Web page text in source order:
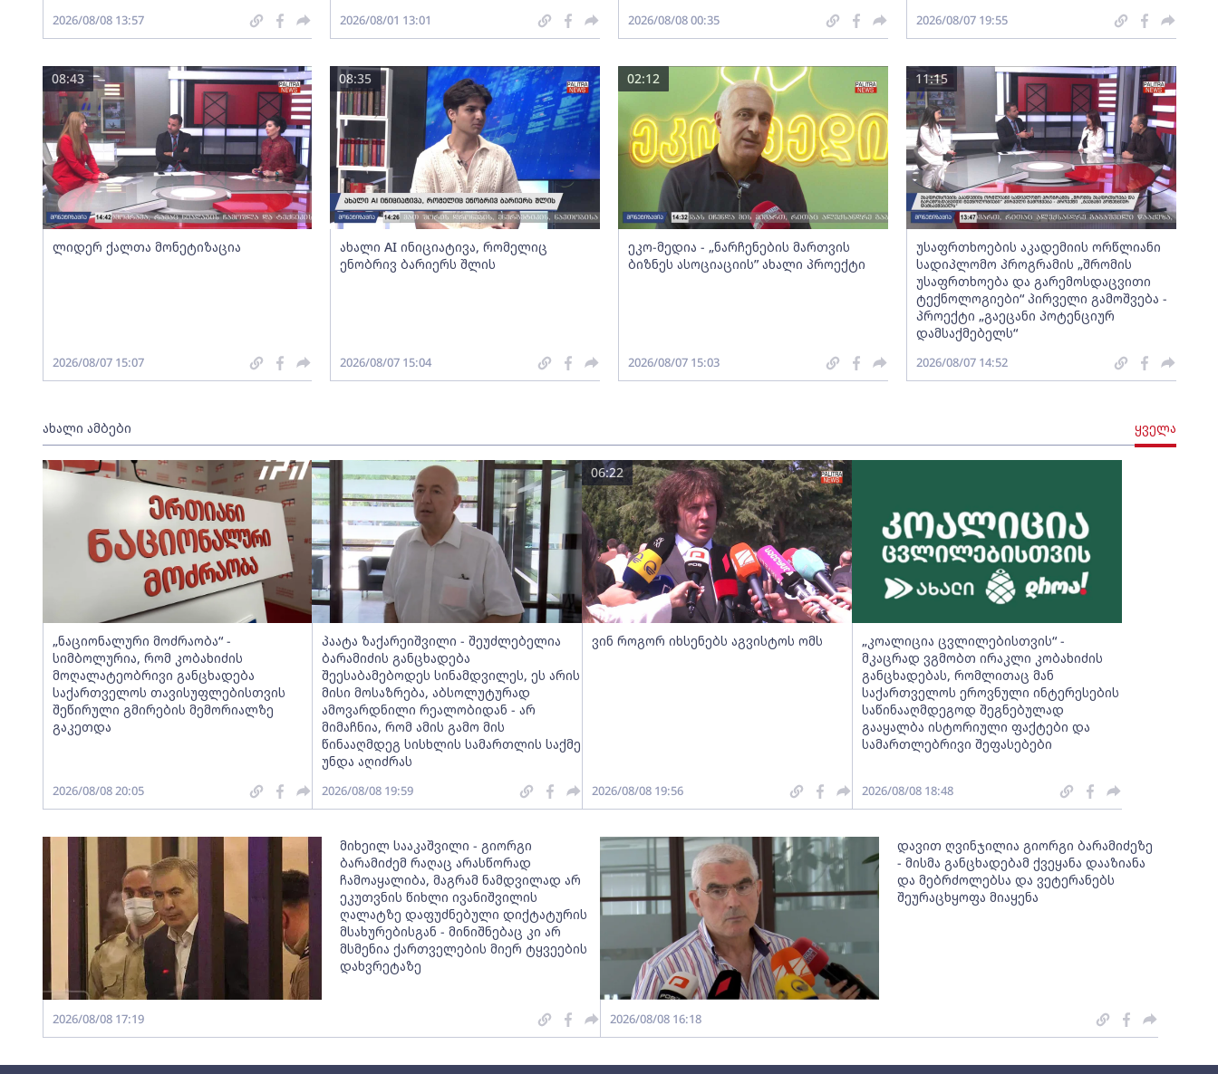
2026/08/08 13:57 2026/08/01 13:01 2026/08/08 00:35 2026/08/07 19:55
ლიდერ ქალთა მონეტიზაცია
08:43
2026/08/07 15:07
ახალი AI ინიციატივა, რომელიც
ენობრივ ბარიერს შლის
08:35
2026/08/07 15:04
ეკო-მედია - „ნარჩენების მართვის
ბიზნეს ასოციაციის” ახალი პროექტი
02:12
2026/08/07 15:03
უსაფრთხოების აკადემიის ორწლიანი
სადიპლომო პროგრამის „შრომის
უსაფრთხოება და გარემოსდაცვითი
ტექნოლოგიები“ პირველი გამოშვება -
პროექტი „გაეცანი პოტენციურ
დამსაქმებელს“
11:15
2026/08/07 14:52
ახალი ამბები ყველა
„ნაციონალური მოძრაობა“ -
სიმბოლურია, რომ კობახიძის
მოღალატეობრივი განცხადება
საქართველოს თავისუფლებისთვის
შეწირული გმირების მემორიალზე
გაკეთდა
2026/08/08 20:05
პაატა ზაქარეიშვილი - შეუძლებელია
ბარამიძის განცხადება
შეესაბამებოდეს სინამდვილეს, ეს არის
მისი მოსაზრება, აბსოლუტურად
ამოვარდნილი რეალობიდან - არ
მიმაჩნია, რომ ამის გამო მის
წინააღმდეგ სისხლის სამართლის საქმე
უნდა აღიძრას
2026/08/08 19:59
ვინ როგორ იხსენებს აგვისტოს ომს
06:22
2026/08/08 19:56
„კოალიცია ცვლილებისთვის“ -
მკაცრად ვგმობთ ირაკლი კობახიძის
განცხადებას, რომლითაც მან
საქართველოს ეროვნული ინტერესების
საწინააღმდეგოდ შეგნებულად
გააყალბა ისტორიული ფაქტები და
სამართლებრივი შეფასებები
2026/08/08 18:48
მიხეილ სააკაშვილი - გიორგი
ბარამიძემ რაღაც არასწორად
ჩამოაყალიბა, მაგრამ ნამდვილად არ
ეკუთვნის წიხლი ივანიშვილის
ღალატზე დაფუძნებული დიქტატურის
მსახურებისგან - მინიშნებაც კი არ
მსმენია ქართველების მიერ ტყვეების
დახვრეტაზე
2026/08/08 17:19
დავით ღვინჯილია გიორგი ბარამიძეზე
- მისმა განცხადებამ ქვეყანა დააზიანა
და მებრძოლებსა და ვეტერანებს
შეურაცხყოფა მიაყენა
2026/08/08 16:18